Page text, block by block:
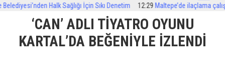
Halk Sağlığı İçin Sıkı Denetim 12:29 Maltepe’de ilaçlama
‘CAN’ ADLI TİYATRO OYUNU
KARTAL’DA BEĞENİYLE İZLENDİ